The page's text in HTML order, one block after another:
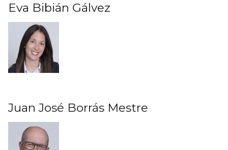
Eva Bibián Gálvez
Juan José Borrás Mestre